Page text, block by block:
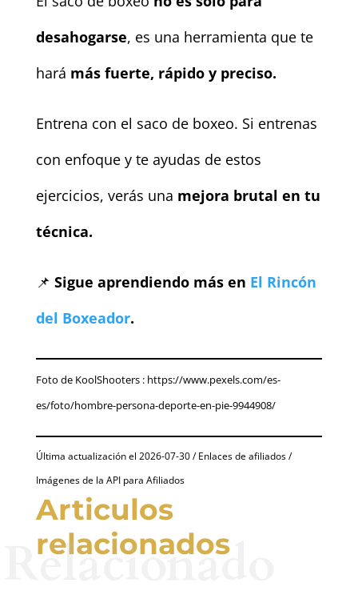
desahogarse, es una herramienta que te
hará más fuerte, rápido y preciso.
Entrena con el saco de boxeo. Si entrenas
con enfoque y te ayudas de estos
ejercicios, verás una mejora brutal en tu
técnica.
📌 Sigue aprendiendo más en El Rincón
del Boxeador.
Foto de KoolShooters : https://www.pexels.com/es-
es/foto/hombre-persona-deporte-en-pie-9944908/
Última actualización el 2026-07-30 / Enlaces de afiliados /
Imágenes de la API para Afiliados
Articulos
relacionados
Relacionado